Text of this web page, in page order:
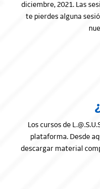
diciembre, 2021. Las
te pierdes alguna
Los cursos de
plataforma. Desde
descargar material